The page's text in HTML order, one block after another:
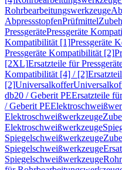
Rohrbearbeitungswerkzeuge
AbpressstopfenPrüfmittel
PressgerätePressgeräte
Kompatibilität [1]Pressgeräte
Pressgeräte Kompatibilität [2]
[2XL]Ersatzteile für
Kompatibilität [4] / [2]
[2]Universalkoffer
db20 / Geberit PEErsatzteile
/ Geberit PE
Elektroschweißwerkzeuge
Elektroschweißwerkzeuge
Spiegelschweißwerkzeuge
Spiegelschweißwerkzeuge
Spiegelschweißwerkzeuge